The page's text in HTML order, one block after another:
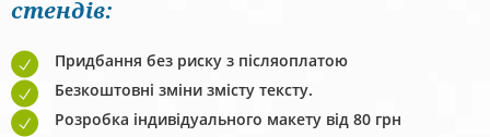
стендів:
Придбання без риску з післяоплатою
Безкоштовні зміни змісту тексту.
Розробка індивідуального макету від 80 грн